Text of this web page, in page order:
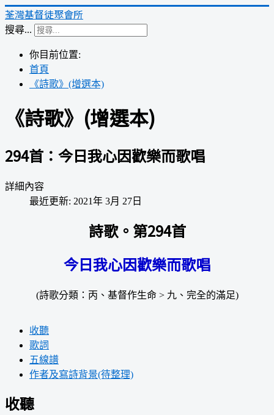
荃灣基督徒聚會所
搜尋...
你目前位置:
首頁
《詩歌》(增選本)
《詩歌》(增選本)
294首：今日我心因歡樂而歌唱
詳細內容
最近更新: 2021年 3月 27日
詩歌。第294首
今日我心因歡樂而歌唱
(詩歌分類：丙、基督作生命 > 九、完全的滿足)
收聽
歌詞
五線譜
作者及寫詩背景(待整理)
收聽